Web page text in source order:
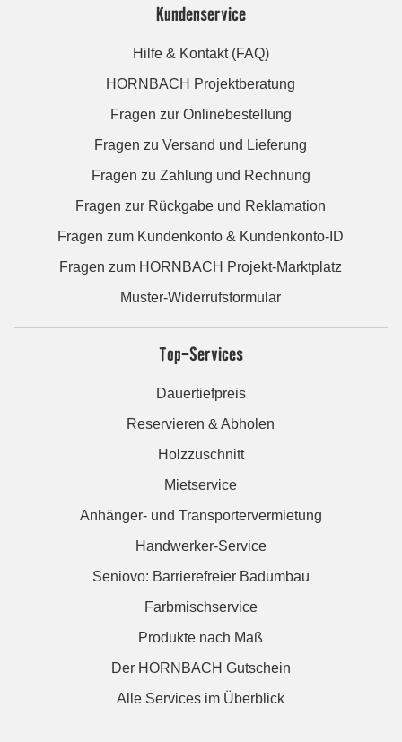
Kundenservice
Hilfe & Kontakt (FAQ)
HORNBACH Projektberatung
Fragen zur Onlinebestellung
Fragen zu Versand und Lieferung
Fragen zu Zahlung und Rechnung
Fragen zur Rückgabe und Reklamation
Fragen zum Kundenkonto & Kundenkonto-ID
Fragen zum HORNBACH Projekt-Marktplatz
Muster-Widerrufsformular
Top-Services
Dauertiefpreis
Reservieren & Abholen
Holzzuschnitt
Mietservice
Anhänger- und Transportervermietung
Handwerker-Service
Seniovo: Barrierefreier Badumbau
Farbmischservice
Produkte nach Maß
Der HORNBACH Gutschein
Alle Services im Überblick